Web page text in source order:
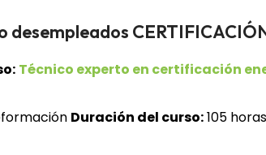
desempleados
Técnico experto en certificación
Duración del curso:105 horas